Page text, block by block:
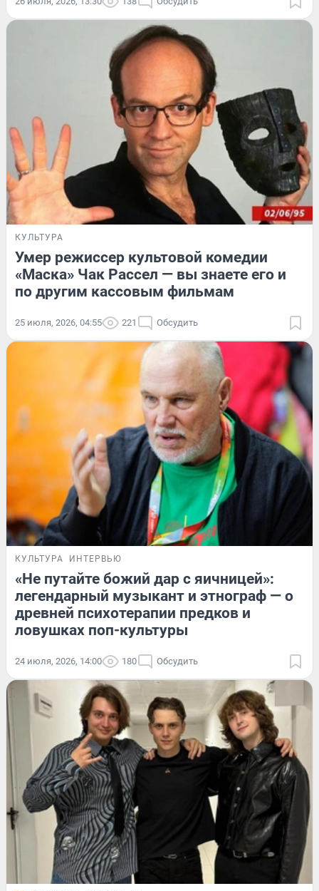
КУЛЬТУРА
Умер режиссер культовой комедии
«Маска» Чак Рассел — вы знаете его и
по другим кассовым фильмам
25 июля, 2026, 04:55 221 Обсудить
КУЛЬТУРА ИНТЕРВЬЮ
«Не путайте божий дар с яичницей»:
легендарный музыкант и этнограф — о
древней психотерапии предков и
ловушках поп-культуры
24 июля, 2026, 14:00 180 Обсудить